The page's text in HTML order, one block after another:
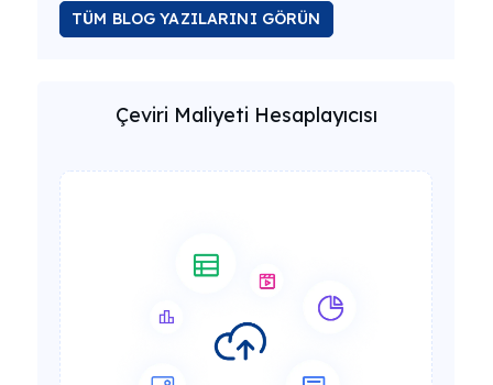
TÜM BLOG YAZILARINI GÖRÜN
Çeviri Maliyeti Hesaplayıcısı